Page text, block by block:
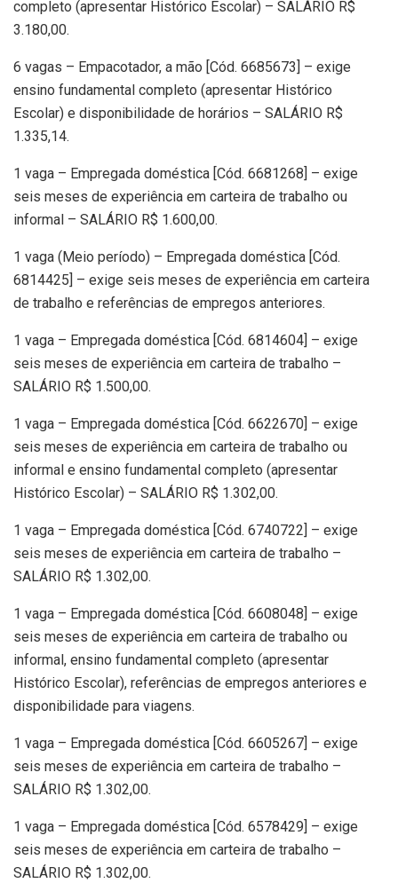
completo (apresentar Histórico Escolar) – SALÁRIO R$
3.180,00.
6 vagas – Empacotador, a mão [Cód. 6685673] – exige
ensino fundamental completo (apresentar Histórico
Escolar) e disponibilidade de horários – SALÁRIO R$
1.335,14.
1 vaga – Empregada doméstica [Cód. 6681268] – exige
seis meses de experiência em carteira de trabalho ou
informal – SALÁRIO R$ 1.600,00.
1 vaga (Meio período) – Empregada doméstica [Cód.
6814425] – exige seis meses de experiência em carteira
de trabalho e referências de empregos anteriores.
1 vaga – Empregada doméstica [Cód. 6814604] – exige
seis meses de experiência em carteira de trabalho –
SALÁRIO R$ 1.500,00.
1 vaga – Empregada doméstica [Cód. 6622670] – exige
seis meses de experiência em carteira de trabalho ou
informal e ensino fundamental completo (apresentar
Histórico Escolar) – SALÁRIO R$ 1.302,00.
1 vaga – Empregada doméstica [Cód. 6740722] – exige
seis meses de experiência em carteira de trabalho –
SALÁRIO R$ 1.302,00.
1 vaga – Empregada doméstica [Cód. 6608048] – exige
seis meses de experiência em carteira de trabalho ou
informal, ensino fundamental completo (apresentar
Histórico Escolar), referências de empregos anteriores e
disponibilidade para viagens.
1 vaga – Empregada doméstica [Cód. 6605267] – exige
seis meses de experiência em carteira de trabalho –
SALÁRIO R$ 1.302,00.
1 vaga – Empregada doméstica [Cód. 6578429] – exige
seis meses de experiência em carteira de trabalho –
SALÁRIO R$ 1.302,00.